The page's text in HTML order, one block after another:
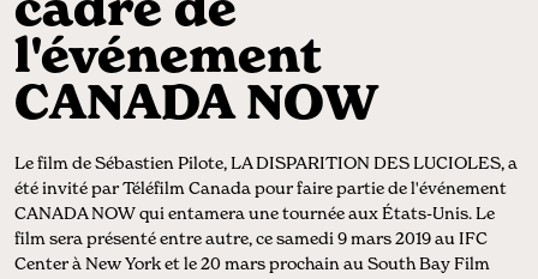
l'événement
CANADA NOW
Le film de Sébastien Pilote, LA DISPARITION DES LUCIOLES, a
été invité par Téléfilm Canada pour faire partie de l'événement
CANADA NOW qui entamera une tournée aux États-Unis. Le
film sera présenté entre autre, ce samedi 9 mars 2019 au IFC
Center à New York et le 20 mars prochain au South Bay Film